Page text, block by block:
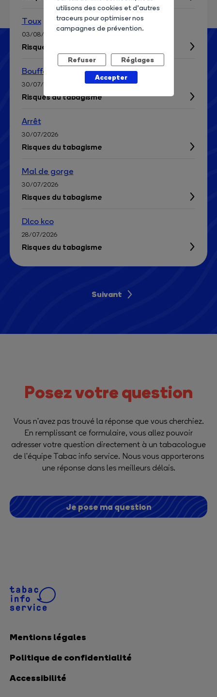
Toux
03/08/2026
Risques du tabagisme
Bouffer de chaleur
30/07/2026
Risques du tabagisme
Arrêt
30/07/2026
Risques du tabagisme
Mal de gorge
30/07/2026
Risques du tabagisme
Dlco kco
28/07/2026
Risques du tabagisme
Suivant
Posez votre question
Vous n'avez pas trouvé la réponse que vous cherchiez.
En remplissant ce formulaire, vous allez pouvoir
adresser votre question directement à un tabacologue
de l'équipe Tabac info service. Nous vous apporterons
une réponse dans les meilleurs délais.
Je pose ma question
Mentions légales
Politique de confidentialité
Accessibilité
utilisons des cookies et d’autres
traceurs pour optimiser nos
campagnes de prévention.
Refuser
Réglages
Accepter